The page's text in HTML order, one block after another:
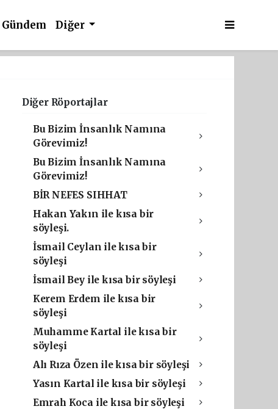
Gündem Diğer
Diğer Röportajlar
Bu Bizim İnsanlık Namına
Görevimiz!
Bu Bizim İnsanlık Namına
Görevimiz!
BİR NEFES SIHHAT
Hakan Yakın ile kısa bir
söyleşi.
İsmail Ceylan ile kısa bir
söyleşi
İsmail Bey ile kısa bir söyleşi
Kerem Erdem ile kısa bir
söyleşi
Muhamme Kartal ile kısa bir
söyleşi
Alı Rıza Özen ile kısa bir söyleşi
Yasın Kartal ile kısa bir söyleşi
Emrah Koca ile kısa bir söyleşi